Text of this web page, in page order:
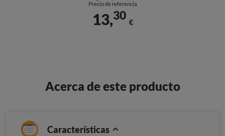
Precio de referencia
13,30
€
Acerca de este producto
Características